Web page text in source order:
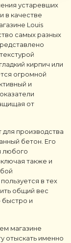
устаревших
в качестве
Louis
самых разных
кирпич или
огромной
и
от
производства
бетон. Его
любого
также и
в тех
общий вес
быстро и
магазине
отыскать именно